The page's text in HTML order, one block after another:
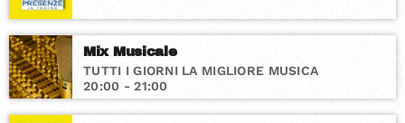
Mix Musicale
TUTTI I GIORNI LA MIGLIORE MUSICA
20:00 - 21:00